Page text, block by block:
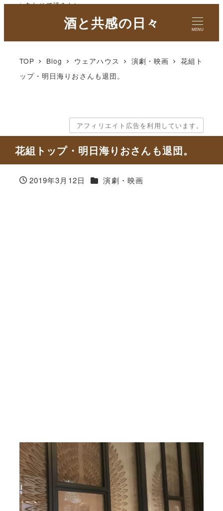
酒と共感の日々 MENU
TOP Blog ウェアハウス 演劇・映画
花組ト
ップ・明日海りおさんも退団。
アフィリエイト広告を利用しています。
花組トップ・明日海りおさんも退団。
2019年3月12日 カテゴリー
演劇・映画
✓ あわせて読みたい